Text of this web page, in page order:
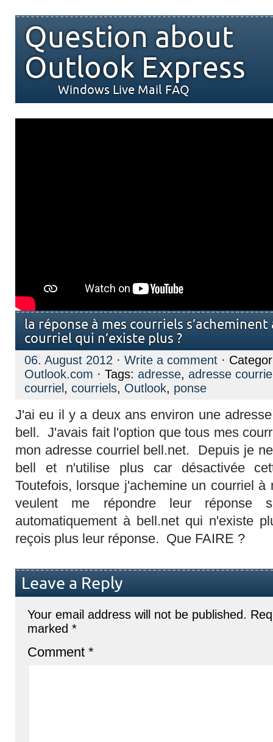
Question about
Outlook Express
Windows Live Mail FAQ
la réponse à mes courriels
courriel qui n’existe plus ?
06. August 2012 · Write a comment ·
Outlook.com · Tags: adresse, adresse
courriel , courriels, Outlook, ponse
J'ai eu il y a deux ans environ une
bell. J'avais fait l'option que tous mes
mon adresse courriel bell.net. Depuis je
bell et n'utilise plus car désactivée
Toutefois, lorsque j'achemine un courriel
veulent me répondre leur réponse
automatiquement à bell.net qui n'existe
reçois plus leur réponse. Que FAIRE ?
Leave a Reply
Your email address will not be published.
marked *
Comment *